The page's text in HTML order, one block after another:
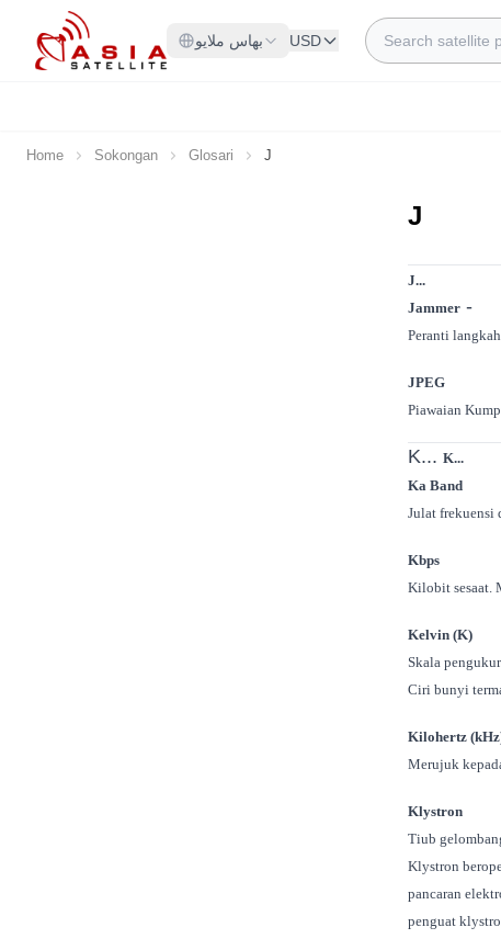
Skip to Content
بهاس ملايو USD
Search
Home Sokongan Glosari J
J
J...
Jammer -
Peranti
JPEG
Piawaian
K... K...
Ka Band
Julat frekuensi
Kbps
Kilobit sesaat.
Kelvin (K)
Skala
Ciri bunyi
Kilohertz
Merujuk
Klystron
Tiub
Klystron
pancaran
penguat